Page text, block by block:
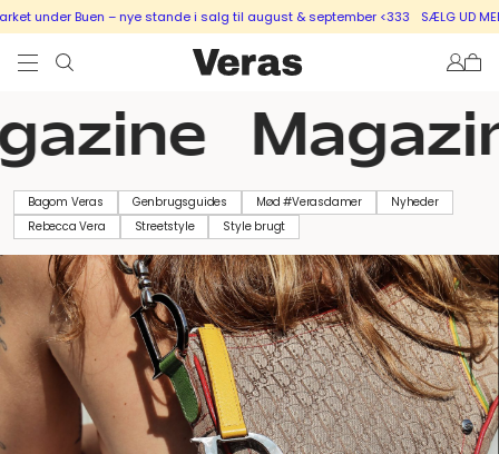
under Buen – nye stande i salg til august & september <333 SÆLG UD
Bagom Veras Genbrugsguides Mød #Verasdamer
Nyheder
Rebecca Vera
Streetstyle Style brugt